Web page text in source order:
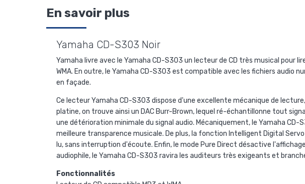
En savoir plus
Yamaha CD-S303 Noir
Yamaha livre avec le Yamaha CD-S303 un lecteur de CD très musical pour
WMA. En outre, le Yamaha CD-S303 est compatible avec les fichiers audio
en façade.
Ce lecteur Yamaha CD-S303 dispose d'une excellente mécanique de
platine, on trouve ainsi un DAC Burr-Brown, lequel ré-échantillonne tout
une détérioration minimale du signal audio. Mécaniquement, le Yamaha
meilleure transparence musicale. De plus, la fonction Intelligent Digital
lu, sans interruption d'écoute. Enfin, le mode Pure Direct désactive
audiophile, le Yamaha CD-S303 ravira les auditeurs très exigeants et
Fonctionnalités